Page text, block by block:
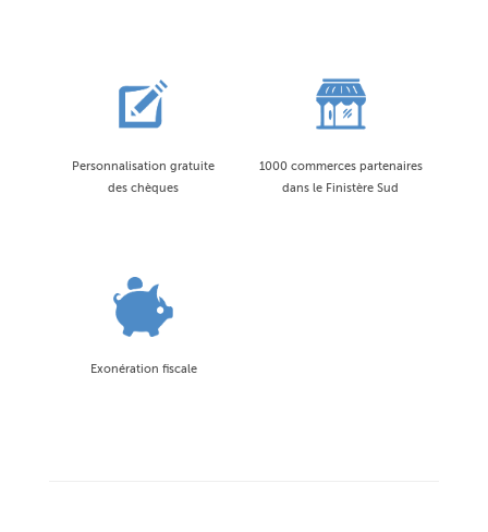
Personnalisation gratuite
des chèques
1000 commerces partenaires
dans le Finistère Sud
Exonération fiscale